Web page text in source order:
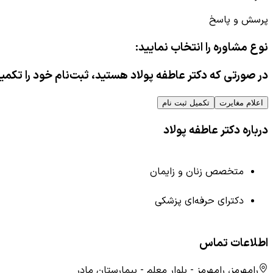
پرسش و پاسخ
نوع مشاوره را انتخاب نمایید:
در صورتی که دکتر عاطفه پولاد هستید، ثبت‌نام خود را
اعلام مغایرت تکمیل ثبت نام
درباره دکتر عاطفه پولاد
متخصص زنان و زایمان
دکترای حرفه‌ای پزشکی
اطلاعات تماس